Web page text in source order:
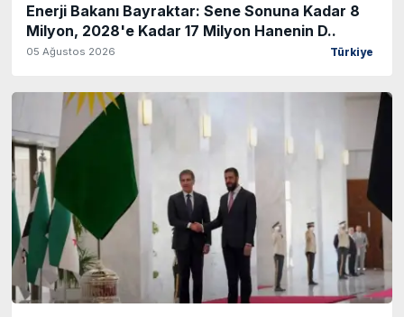
Enerji Bakanı Bayraktar: Sene Sonuna Kadar 8
Milyon, 2028'e Kadar 17 Milyon Hanenin D..
05 Ağustos 2026 Türkiye